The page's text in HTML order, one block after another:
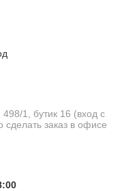
1, бутик 16 (вход с
заказ в офисе